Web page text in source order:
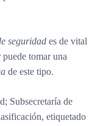
seguridades de vital
tomar una
de este tipo.
Subsecretaría de
etiquetado